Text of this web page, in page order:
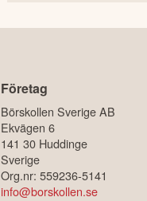
Företag
Börskollen Sverige AB
Ekvägen 6
141 30 Huddinge
Sverige
Org.nr: 559236-5141
info@borskollen.se